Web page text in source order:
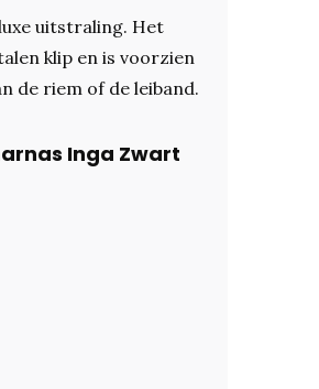
uitstraling. Het
klip en is voorzien
de riem of de leiband.
Inga Zwart